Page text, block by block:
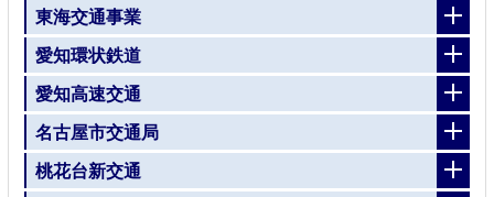
東海交通事業
愛知環状鉄道
愛知高速交通
名古屋市交通局
桃花台新交通